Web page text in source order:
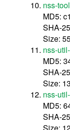
nss-
MD5:
SHA-
Size:
nss-
MD5:
SHA-
Size:
nss-
MD5:
SHA-
Size: